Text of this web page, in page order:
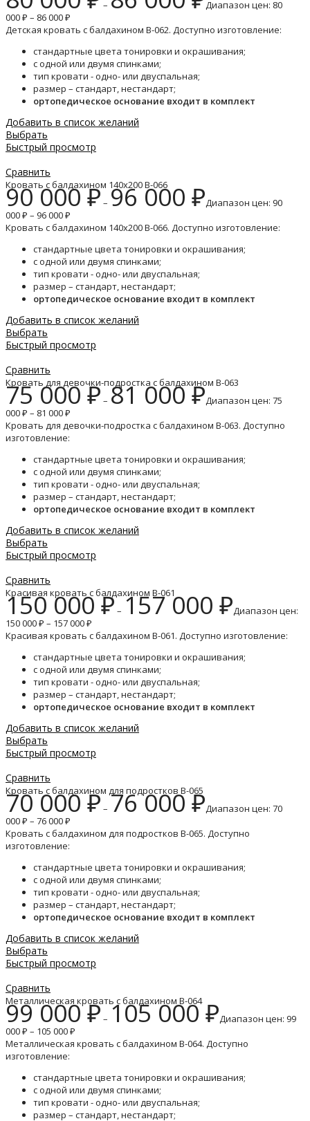
–
Диапазон цен: 80
000 ₽ – 86 000 ₽
Детская кровать с балдахином B-062. Доступно изготовление:
стандартные цвета тонировки и окрашивания;
с одной или двумя спинками;
тип кровати - одно- или двуспальная;
размер – стандарт, нестандарт;
ортопедическое основание входит в комплект
Добавить в список желаний
Выбрать
Быстрый просмотр
Сравнить
Кровать с балдахином 140х200 B-066
90 000₽– 96 000 ₽Диапазон цен: 90
000 ₽ – 96 000 ₽
Кровать с балдахином 140х200 B-066. Доступно изготовление:
стандартные цвета тонировки и окрашивания;
с одной или двумя спинками;
тип кровати - одно- или двуспальная;
размер – стандарт, нестандарт;
ортопедическое основание входит в комплект
Добавить в список желаний
Выбрать
Быстрый просмотр
Сравнить
Кровать для девочки-подростка с балдахином B-063
75 000₽ – 81 000₽Диапазон цен: 75
000 ₽ – 81 000 ₽
Кровать для девочки-подростка с балдахином B-063. Доступно
изготовление:
стандартные цвета тонировки и окрашивания;
с одной или двумя спинками;
тип кровати - одно- или двуспальная;
размер – стандарт, нестандарт;
ортопедическое основание входит в комплект
Добавить в список желаний
Выбрать
Быстрый просмотр
Сравнить
Красивая кровать с балдахином B-061
150 000₽– 157 000 ₽Диапазон цен:
150 000 ₽ – 157 000 ₽
Красивая кровать с балдахином B-061. Доступно изготовление:
стандартные цвета тонировки и окрашивания;
с одной или двумя спинками;
тип кровати - одно- или двуспальная;
размер – стандарт, нестандарт;
ортопедическое основание входит в комплект
Добавить в список желаний
Выбрать
Быстрый просмотр
Сравнить
Кровать с балдахином для подростков B-065
70 000₽– 76 000₽Диапазон цен: 70
000 ₽ – 76 000 ₽
Кровать с балдахином для подростков B-065. Доступно
изготовление:
стандартные цвета тонировки и окрашивания;
с одной или двумя спинками;
тип кровати - одно- или двуспальная;
размер – стандарт, нестандарт;
ортопедическое основание входит в комплект
Добавить в список желаний
Выбрать
Быстрый просмотр
Сравнить
Металлическая кровать с балдахином B-064
99 000₽– 105 000₽Диапазон цен: 99
000 ₽ – 105 000 ₽
Металлическая кровать с балдахином B-064. Доступно
изготовление:
стандартные цвета тонировки и окрашивания;
с одной или двумя спинками;
тип кровати - одно- или двуспальная;
размер – стандарт, нестандарт;